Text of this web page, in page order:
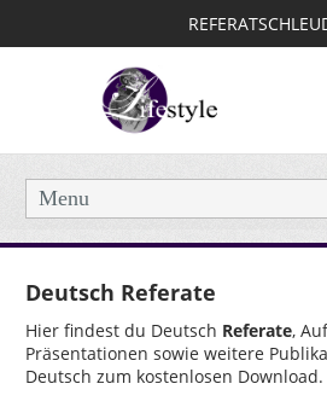
Menu
Deutsch Referate
Hier findest du Deutsch Referate,
Präsentationen sowie weitere
Deutsch zum kostenlosen Download.